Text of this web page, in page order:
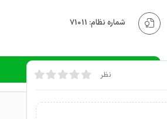
شماره نظام: 71011
دریافت نوبت تلفنی نظر